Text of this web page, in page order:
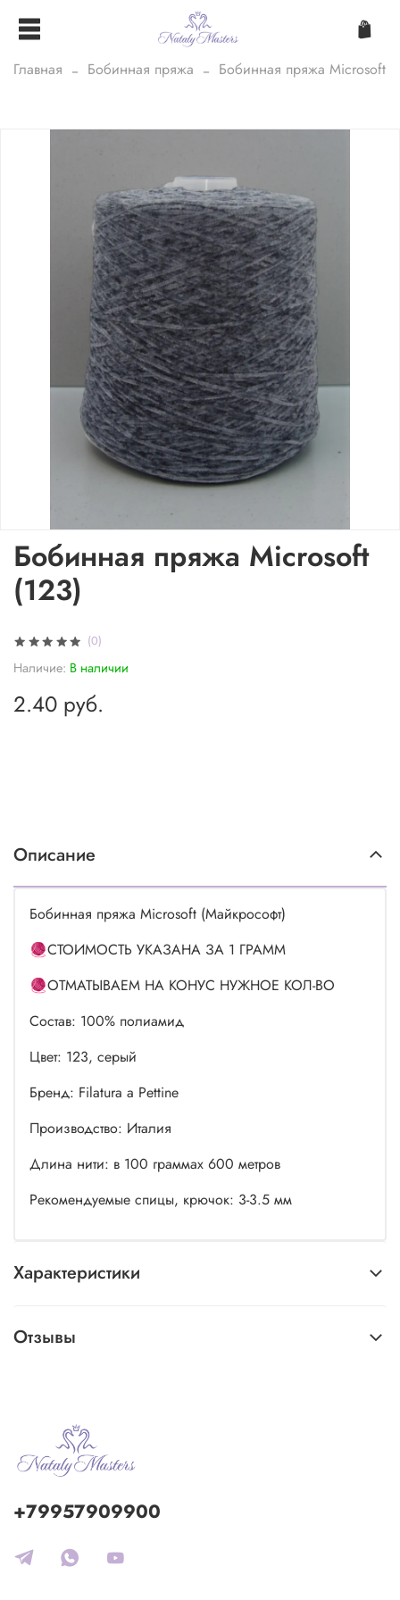
Главная Бобинная пряжа Бобинная пряжа Microsoft
(0)
Наличие: В наличии
Бобинная пряжа Microsoft
(123)
2.40 руб.
Описание
Бобинная пряжа Microsoft (Майкрософт)
🧶СТОИМОСТЬ УКАЗАНА ЗА 1 ГРАММ
🧶ОТМАТЫВАЕМ НА КОНУС НУЖНОЕ КОЛ-ВО
Состав: 100% полиамид
Цвет: 123, серый
Бренд: Filatura a Pettine
Производство: Италия
Длина нити: в 100 граммах 600 метров
Рекомендуемые спицы, крючок: 3-3.5 мм
Характеристики
Отзывы
+79957909900